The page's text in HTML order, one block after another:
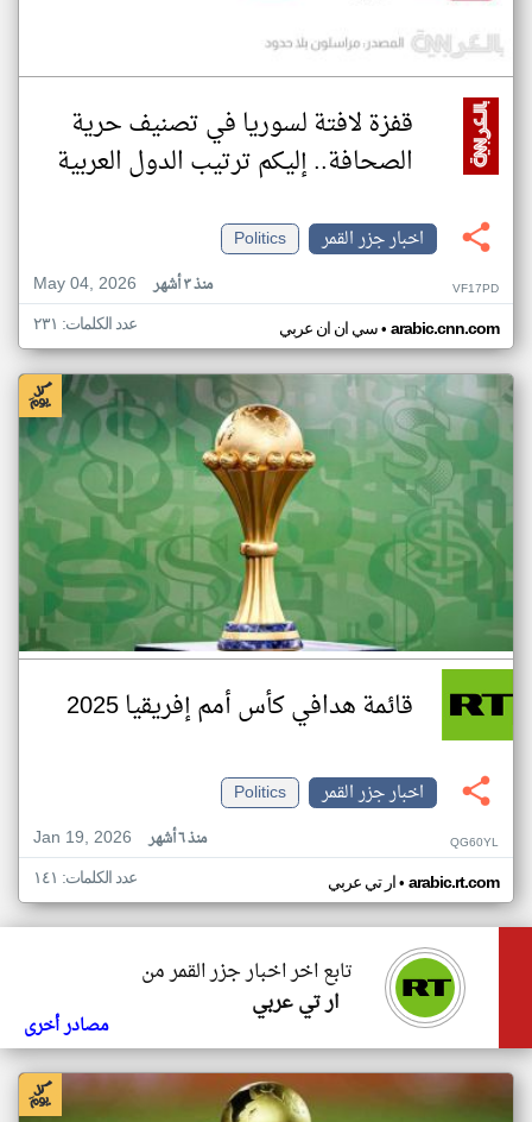
قفزة لافتة لسوريا في تصنيف حرية
الصحافة.. إليكم ترتيب الدول العربية
اخبار جزر القمر
Politics
May 04, 2026
منذ ٣ أشهر VF17PD
سي ان ان عربي• arabic.cnn.com عدد الكلمات: ٢٣١
قائمة هدافي كأس أمم إفريقيا 2025
اخبار جزر القمر
Politics
Jan 19, 2026
منذ ٦ أشهر QG60YL
ار تي عربي• arabic.rt.com عدد الكلمات: ١٤١
تابع اخر اخبار جزر القمر من
ار تي عربي
مصادر أخرى